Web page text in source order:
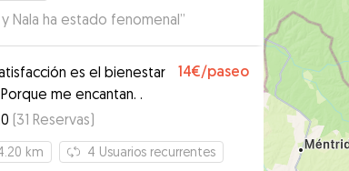
Nala ha estado fenomenal”
es el bienestar
me encantan. .
14€/paseo
(31 Reservas)
km 4 Usuarios recurrentes